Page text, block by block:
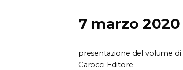
7 marzo 2020
presentazione del volume di
Carocci Editore